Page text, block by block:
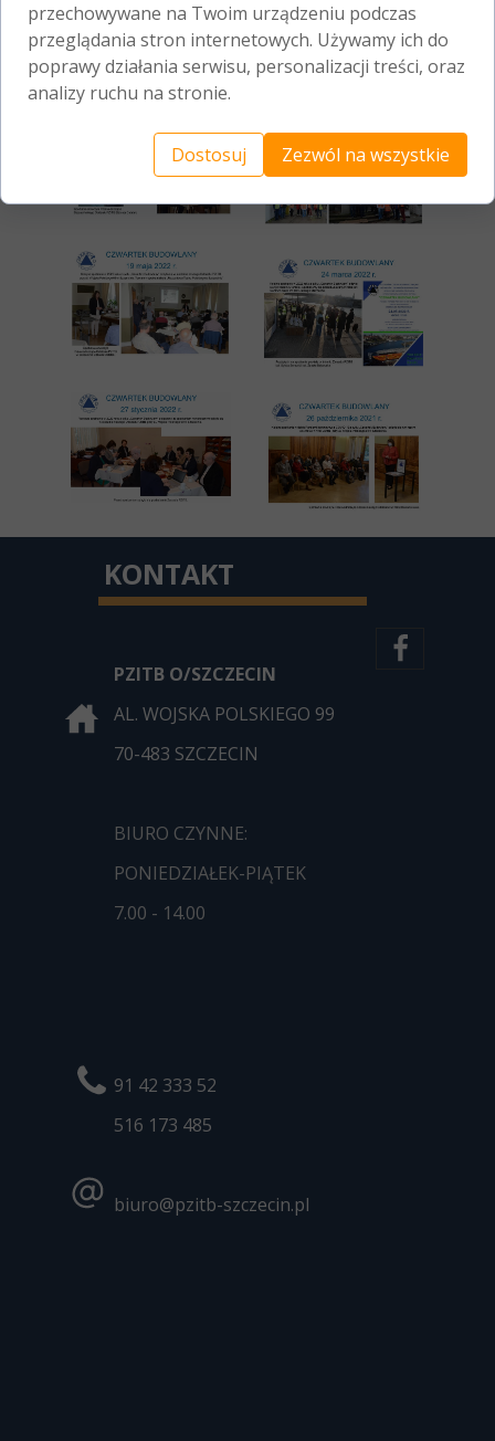
KONTAKT
PZITB O/SZCZECIN
AL. WOJSKA POLSKIEGO 99
70-483 SZCZECIN
BIURO CZYNNE:
PONIEDZIAŁEK-PIĄTEK
7.00 - 14.00
91 42 333 52
516 173 485
biuro@pzitb-szczecin.pl
przechowywane na Twoim urządzeniu podczas
przeglądania stron internetowych. Używamy ich do
poprawy działania serwisu, personalizacji treści, oraz
analizy ruchu na stronie.
Dostosuj Zezwól na wszystkie